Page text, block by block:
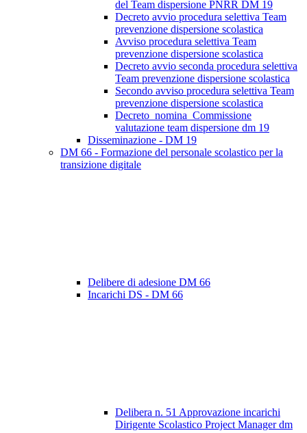
del Team dispersione PNRR DM 19
Decreto avvio procedura selettiva Team
prevenzione dispersione scolastica
Avviso procedura selettiva Team
prevenzione dispersione scolastica
Decreto avvio seconda procedura selettiva
Team prevenzione dispersione scolastica
Secondo avviso procedura selettiva Team
prevenzione dispersione scolastica
Decreto_nomina_Commissione
valutazione team dispersione dm 19
Disseminazione - DM 19
DM 66 - Formazione del personale scolastico per la
transizione digitale
Delibere di adesione DM 66
Incarichi DS - DM 66
Delibera n. 51 Approvazione incarichi
Dirigente Scolastico Project Manager dm